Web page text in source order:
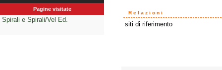
Pagine visitate
Spirali e Spirali/Vel Ed.
Relazioni
siti di riferimento